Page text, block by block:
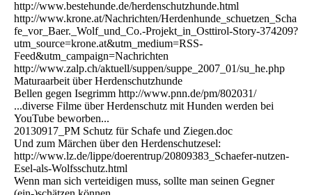
http://www.bestehunde.de/herdenschutzhunde.html
http://www.krone.at/Nachrichten/Herdenhunde_schuetzen_Scha
fe_vor_Baer._Wolf_und_Co.-Projekt_in_Osttirol-Story-374209?
utm_source=krone.at&utm_medium=RSS-
Feed&utm_campaign=Nachrichten
http://www.zalp.ch/aktuell/suppen/suppe_2007_01/su_he.php
Maturaarbeit über Herdenschutzhunde
Bellen gegen Isegrimm http://www.pnn.de/pm/802031/
...diverse Filme über Herdenschutz mit Hunden werden bei
YouTube beworben...
20130917_PM Schutz für Schafe und Ziegen.doc
Und zum Märchen über den Herdenschutzesel:
http://www.lz.de/lippe/doerentrup/20809383_Schaefer-nutzen-
Esel-als-Wolfsschutz.html
Wenn man sich verteidigen muss, sollte man seinen Gegner